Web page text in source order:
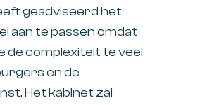
geadviseerd het
aan te passen omdat
de complexiteit te veel
en de
Het kabinet zal